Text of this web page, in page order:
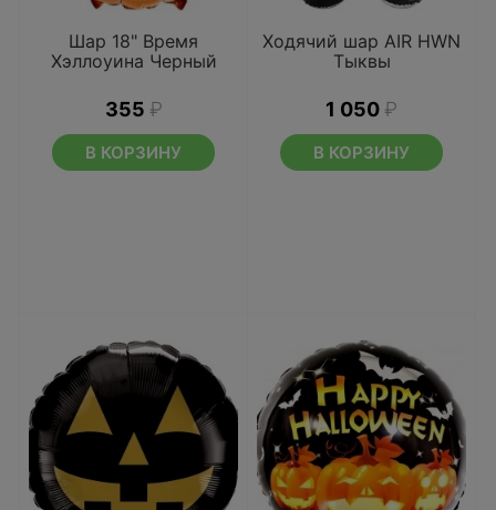
Шар 18" Время
Хэллоуина Черный
355 ₽
В КОРЗИНУ
Ходячий шар AIR HWN
Тыквы
1 050 ₽
В КОРЗИНУ